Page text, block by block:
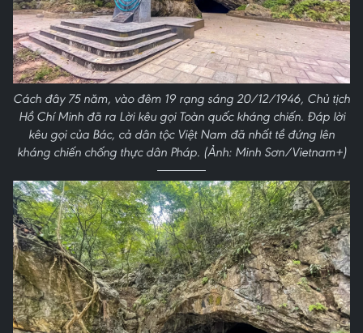
Cách đây 75 năm, vào đêm 19 rạng sáng 20/12/1946, Chủ tịch
Hồ Chí Minh đã ra Lời kêu gọi Toàn quốc kháng chiến. Đáp lời
kêu gọi của Bác, cả dân tộc Việt Nam đã nhất tề đứng lên
kháng chiến chống thực dân Pháp. (Ảnh: Minh Sơn/Vietnam+)